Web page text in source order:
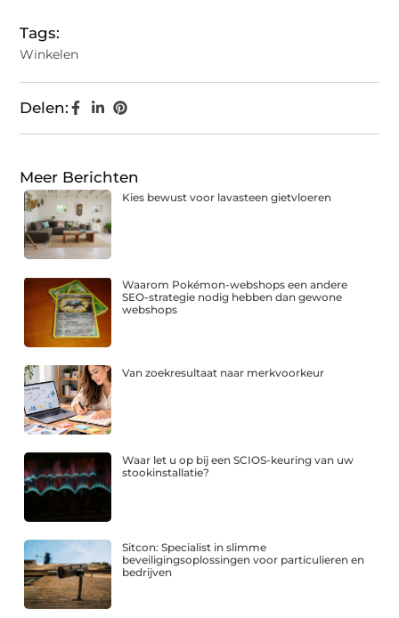
Tags:
Winkelen
Delen:
Meer Berichten
Kies bewust voor lavasteen gietvloeren
Waarom Pokémon-webshops een andere
SEO-strategie nodig hebben dan gewone
webshops
Van zoekresultaat naar merkvoorkeur
Waar let u op bij een SCIOS-keuring van uw
stookinstallatie?
Sitcon: Specialist in slimme
beveiligingsoplossingen voor particulieren en
bedrijven